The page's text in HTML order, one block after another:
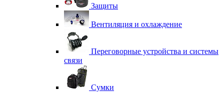
Защиты
Вентиляция и охлаждение
Переговорные устройства и системы
связи
Сумки